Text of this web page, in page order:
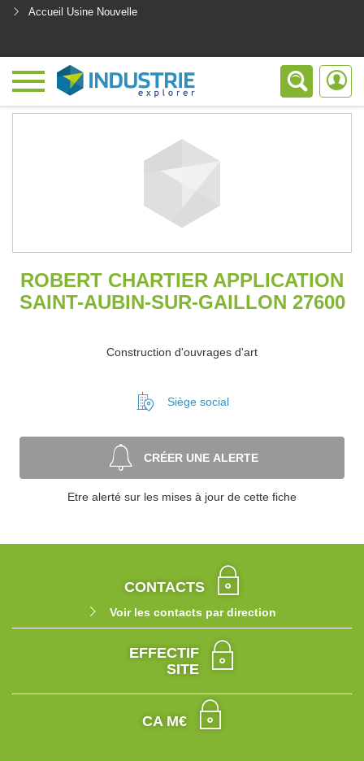
Accueil Usine Nouvelle
ROBERT CHARTIER APPLICATION
SAINT-AUBIN-SUR-GAILLON 27600
Construction d'ouvrages d'art
Siège social
CRÉER UNE ALERTE
Etre alerté sur les mises à jour de cette fiche
CONTACTS
Voir les contacts par direction
EFFECTIF
SITE
CA M€